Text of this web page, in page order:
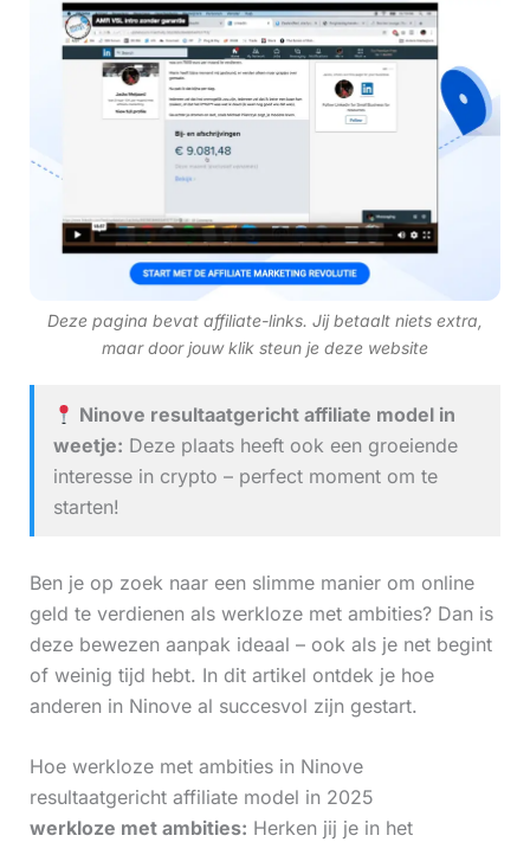
Deze pagina bevat affiliate-links. Jij betaalt niets extra,
maar door jouw klik steun je deze website
Ninove resultaatgericht affiliate model in
weetje: Deze plaats heeft ook een groeiende
interesse in crypto – perfect moment om te
starten!
Ben je op zoek naar een slimme manier om online
geld te verdienen als werkloze met ambities? Dan is
deze bewezen aanpak ideaal – ook als je net begint
of weinig tijd hebt. In dit artikel ontdek je hoe
anderen in Ninove al succesvol zijn gestart.
Hoe werkloze met ambities in Ninove
resultaatgericht affiliate model in 2025
werkloze met ambities: Herken jij je in het